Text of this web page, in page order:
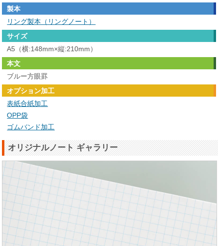
製本
リング製本（リングノート）
サイズ
A5（横:148mm×縦:210mm）
本文
ブルー方眼罫
オプション加工
表紙合紙加工
OPP袋
ゴムバンド加工
オリジナルノート ギャラリー